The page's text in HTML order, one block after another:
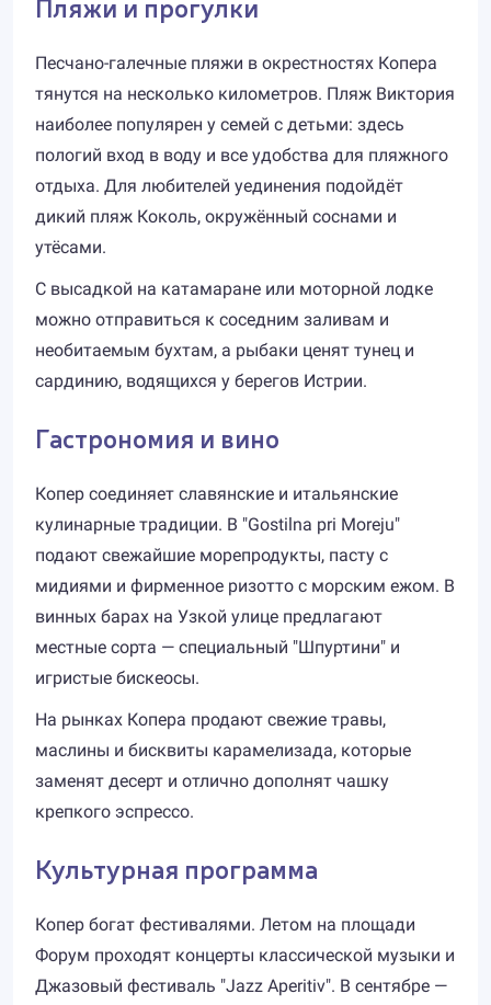
Песчано-галечные пляжи в окрестностях Копера
тянутся на несколько километров. Пляж Виктория
наиболее популярен у семей с детьми: здесь
пологий вход в воду и все удобства для пляжного
отдыха. Для любителей уединения подойдёт
дикий пляж Коколь, окружённый соснами и
утёсами.
С высадкой на катамаране или моторной лодке
можно отправиться к соседним заливам и
необитаемым бухтам, а рыбаки ценят тунец и
сардинию, водящихся у берегов Истрии.
Гастрономия и вино
Копер соединяет славянские и итальянские
кулинарные традиции. В "Gostilna pri Moreju"
подают свежайшие морепродукты, пасту с
мидиями и фирменное ризотто с морским ежом. В
винных барах на Узкой улице предлагают
местные сорта — специальный "Шпуртини" и
игристые бискеосы.
На рынках Копера продают свежие травы,
маслины и бисквиты карамелизада, которые
заменят десерт и отлично дополнят чашку
крепкого эспрессо.
Культурная программа
Копер богат фестивалями. Летом на площади
Форум проходят концерты классической музыки и
Джазовый фестиваль "Jazz Aperitiv". В сентябре —